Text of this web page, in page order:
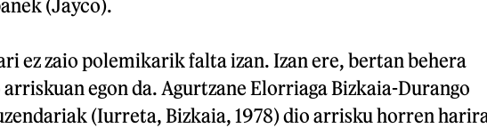
(Jayco).
ez zaio polemikarik falta izan. Izan ere, bertan behera
egon da. Agurtzane Elorriaga Bizkaia-Durango
(Iurreta, Bizkaia, 1978) dio arrisku horren